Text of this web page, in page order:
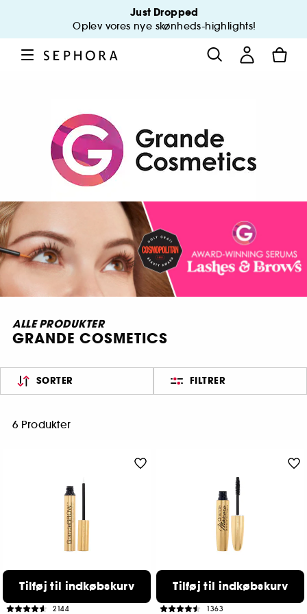
Just Dropped
Oplev vores nye skønheds-highlights!
ALLE PRODUKTER
GRANDE COSMETICS
SORTER FILTRER
6 Produkter
GrandeBROW
2144
Tilføj til indkøbskurv
GraandeMASCARA
1363
Tilføj til indkøbskurv